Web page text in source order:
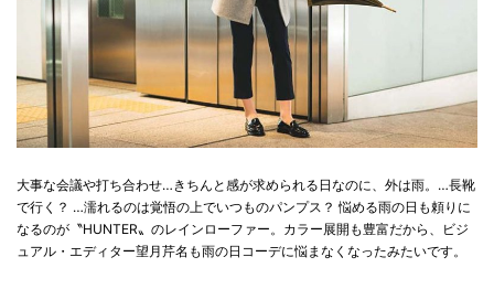
大事な会議や打ち合わせ…きちんと感が求められる日なのに、外は雨。…長靴
で行く？ …濡れるのは覚悟の上でいつものパンプス？ 悩める雨の日も頼りに
なるのが〝HUNTER〟のレインローファー。カラー展開も豊富だから、ビジ
ュアル・エディター望月芹名も雨の日コーデに悩まなくなったみたいです。